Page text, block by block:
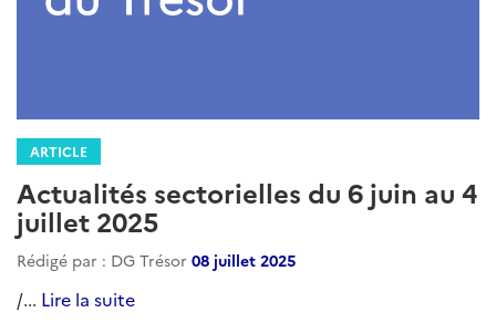
ARTICLE
Actualités sectorielles du 6 juin au 4
juillet 2025
Rédigé par : DG Trésor 08 juillet 2025
/... Lire la suite